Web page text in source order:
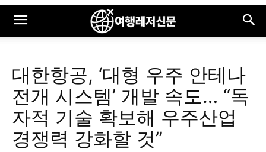
대한항공, ‘대형 우주 안테나
전개 시스템’ 개발 속도… “독
자적 기술 확보해 우주산업
경쟁력 강화할 것”